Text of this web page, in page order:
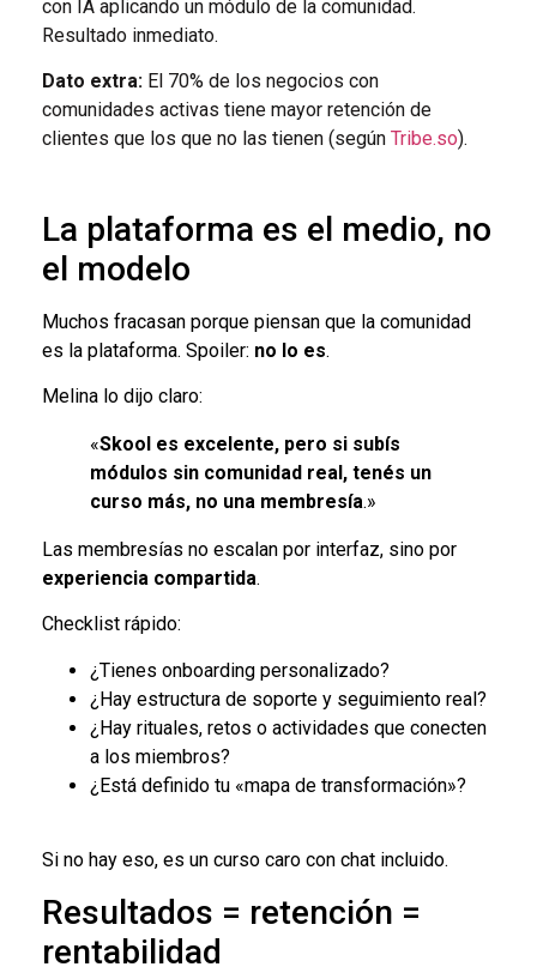
con IA aplicando un módulo de la comunidad.
Resultado inmediato.
Dato extra: El 70% de los negocios con
comunidades activas tiene mayor retención de
clientes que los que no las tienen (según Tribe.so).
La plataforma es el medio, no
el modelo
Muchos fracasan porque piensan que la comunidad
es la plataforma. Spoiler: no lo es.
Melina lo dijo claro:
«Skool es excelente, pero si subís
módulos sin comunidad real, tenés un
curso más, no una membresía.»
Las membresías no escalan por interfaz, sino por
experiencia compartida.
Checklist rápido:
¿Tienes onboarding personalizado?
¿Hay estructura de soporte y seguimiento real?
¿Hay rituales, retos o actividades que conecten
a los miembros?
¿Está definido tu «mapa de transformación»?
Si no hay eso, es un curso caro con chat incluido.
Resultados = retención =
rentabilidad